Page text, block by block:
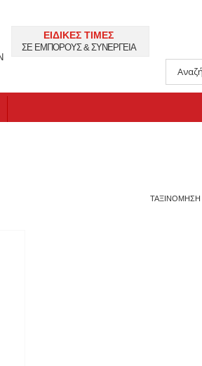
ΕΙΔΙΚΕΣ ΤΙΜΕΣ
ΣΕ ΕΜΠΟΡΟΥΣ & ΣΥΝΕΡΓΕΙΑ
ΤΑΞΙΝΟΜΗΣΗ